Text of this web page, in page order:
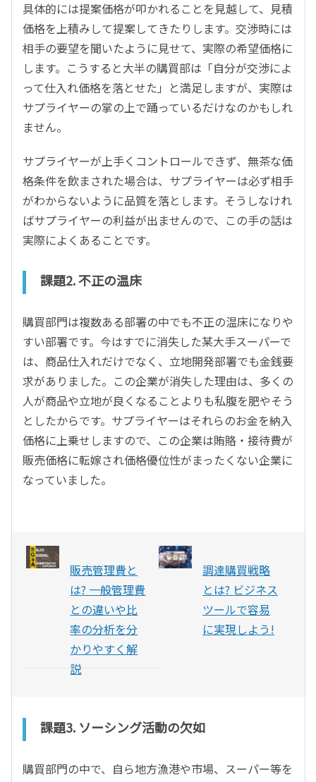
具体的には提案価格が叩かれることを見越して、見積
価格を上積みして提案してきたりします。交渉時には
相手の要望を聞いたように見せて、実際の希望価格に
します。こうすると大半の購買部は「自分が交渉によ
って仕入れ価格を落とせた」と満足しますが、実際は
サプライヤーの掌の上で踊っているだけなのかもしれ
ません。
サプライヤーが上手くコントロールできず、無茶な価
格条件を飲まされた場合は、サプライヤーは必ず相手
がわからないように品質を落とします。そうしなけれ
ばサプライヤーの利益が出ませんので、この手の話は
実際によくあることです。
課題2. 不正の温床
購買部門は複数ある部署の中でも不正の温床になりや
すい部署です。今はすでに消失した某大手スーパーで
は、商品仕入れだけでなく、立地開発部署でも金銭要
求がありました。この企業が消失した理由は、多くの
人が商品や立地が良くなることよりも私腹を肥やそう
としたからです。サプライヤーはそれらのお金を納入
価格に上乗せしますので、この企業は賄賂・接待費が
販売価格に転嫁され価格優位性がまったくない企業に
なっていました。
販売管理費と
は? 一般管理費
との違いや比
率の分析を分
かりやすく解
説
調達購買戦略
とは? ビジネス
ツールで容易
に実現しよう!
課題3. ソーシング活動の欠如
購買部門の中で、自ら地方漁港や市場、スーパー等を